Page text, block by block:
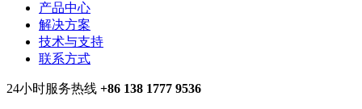
产品中心
解决方案
技术与支持
联系方式
24小时服务热线 +86 138 1777 9536